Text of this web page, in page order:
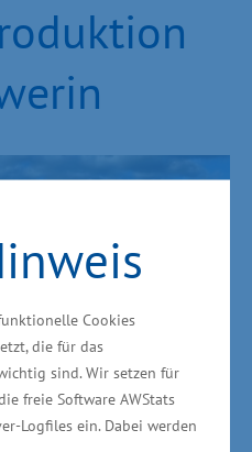
Cookies
die für das
sind. Wir setzen für
freie Software AWStats
Logfiles ein. Dabei werden
Werk im